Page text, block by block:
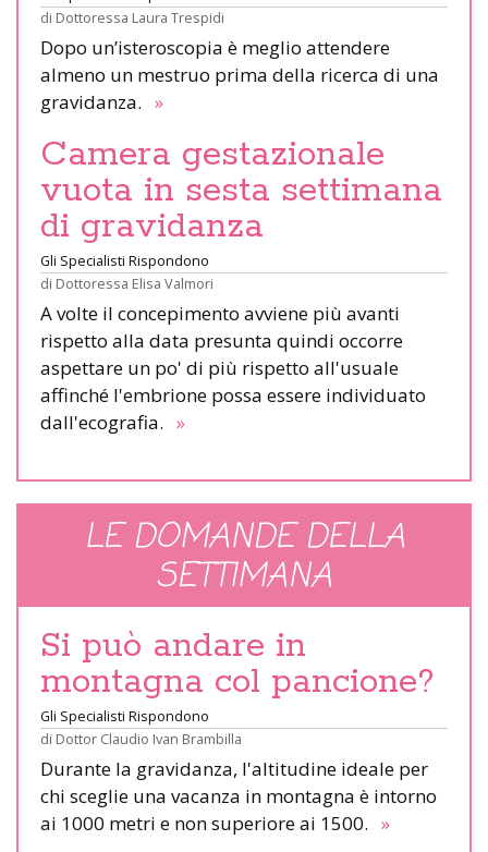
di Dottoressa Laura Trespidi
Dopo un’isteroscopia è meglio attendere
almeno un mestruo prima della ricerca di una
gravidanza. »
Camera gestazionale
vuota in sesta settimana
di gravidanza
Gli Specialisti Rispondono
di Dottoressa Elisa Valmori
A volte il concepimento avviene più avanti
rispetto alla data presunta quindi occorre
aspettare un po' di più rispetto all'usuale
affinché l'embrione possa essere individuato
dall'ecografia. »
LE DOMANDE DELLA
SETTIMANA
Si può andare in
montagna col pancione?
Gli Specialisti Rispondono
di Dottor Claudio Ivan Brambilla
Durante la gravidanza, l'altitudine ideale per
chi sceglie una vacanza in montagna è intorno
ai 1000 metri e non superiore ai 1500. »